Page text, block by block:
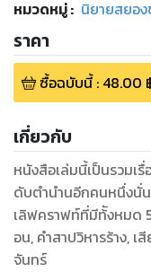
หมวดหมู่: นิยายสยอ
ราคา
ซื้อฉบับนี้: 48.00
เกี่ยวกับ
หนังสือเล่มนี้เป็นรวมเ
ดับตำนำนอีกคนหนึ่งนั่
เลิฟคราฟท์ที่มีท้ังหมด
อน, คำสาปวิหารร้าง, เ
จันทร์